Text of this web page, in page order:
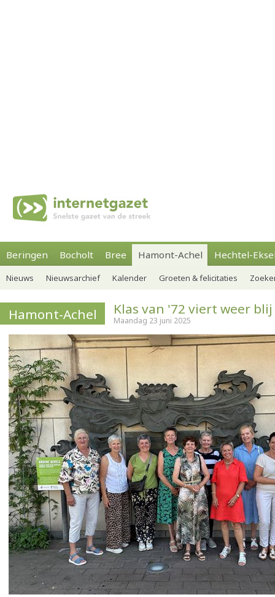
Beringen Bocholt Bree Hamont-Achel Hechtel-
Nieuws Nieuwsarchief Kalender Groeten & felicitaties
Hamont-Achel Klas van '72 viert weer
Maandag 23 juni 2025